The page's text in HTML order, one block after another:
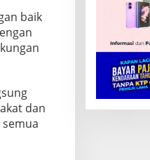
baik
dan